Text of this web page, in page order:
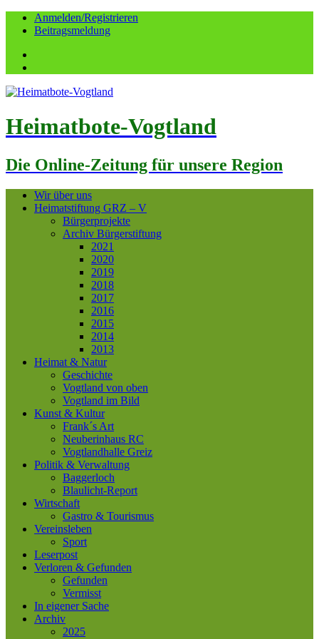
Anmelden/Registrieren
Beitragsmeldung
Heimatbote-Vogtland
Die Online-Zeitung für unsere Region
Wir über uns
Heimatstiftung GRZ – V
Bürgerprojekte
Archiv Bürgerstiftung
2021
2020
2019
2018
2017
2016
2015
2014
2013
Heimat & Natur
Geschichte
Vogtland von oben
Vogtland im Bild
Kunst & Kultur
Frank´s Art
Neuberinhaus RC
Vogtlandhalle Greiz
Politik & Verwaltung
Baggerloch
Blaulicht-Report
Wirtschaft
Gastro & Tourismus
Vereinsleben
Sport
Leserpost
Verloren & Gefunden
Gefunden
Vermisst
In eigener Sache
Archiv
2025